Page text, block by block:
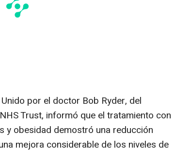
por el doctor Bob Ryder, del
Trust, informó que el tratamiento con
y obesidad demostró una reducción
mejora considerable de los niveles de